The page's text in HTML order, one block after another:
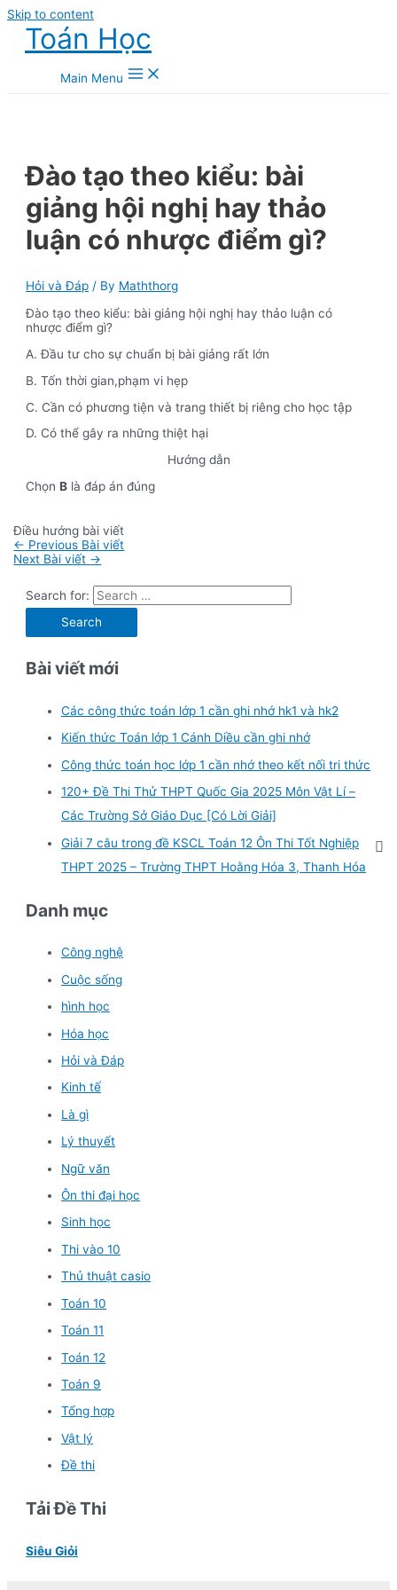
Skip to content
Toán Học
Main Menu
Đào tạo theo kiểu: bài
giảng hội nghị hay thảo
luận có nhược điểm gì?
Hỏi và Đáp / By Maththorg
Đào tạo theo kiểu: bài giảng hội nghị hay thảo luận có
nhược điểm gì?
A. Đầu tư cho sự chuẩn bị bài giảng rất lớn
B. Tốn thời gian,phạm vi hẹp
C. Cần có phương tiện và trang thiết bị riêng cho học tập
D. Có thể gây ra những thiệt hại
Hướng dẫn
ChọnB là đáp án đúng
Điều hướng bài viết
← Previous Bài viết
Next Bài viết →
Search for:
Bài viết mới
Các công thức toán lớp 1 cần ghi nhớ hk1 và hk2
Kiến thức Toán lớp 1 Cánh Diều cần ghi nhớ
Công thức toán học lớp 1 cần nhớ theo kết nối tri thức
120+ Đề Thi Thử THPT Quốc Gia 2025 Môn Vật Lí –
Các Trường Sở Giáo Dục [Có Lời Giải]
Giải 7 câu trong đề KSCL Toán 12 Ôn Thi Tốt Nghiệp
THPT 2025 – Trường THPT Hoằng Hóa 3, Thanh Hóa
Danh mục
Công nghệ
Cuộc sống
hình học
Hóa học
Hỏi và Đáp
Kinh tế
Là gì
Lý thuyết
Ngữ văn
Ôn thi đại học
Sinh học
Thi vào 10
Thủ thuật casio
Toán 10
Toán 11
Toán 12
Toán 9
Tổng hợp
Vật lý
Đề thi
Tải Đề Thi
Siêu Giỏi